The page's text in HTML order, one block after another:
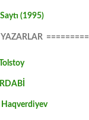
(1995)
=========